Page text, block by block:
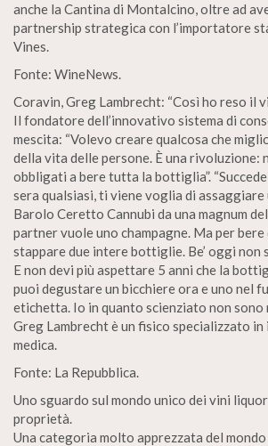
anche la Cantina di Montalcino, oltre ad
partnership strategica con l’importatore
Vines.
Fonte: WineNews.
Coravin, Greg Lambrecht: “Così ho reso il
Il fondatore dell’innovativo sistema di
mescita: “Volevo creare qualcosa che
della vita delle persone. È una rivoluzione:
obbligati a bere tutta la bottiglia”.
sera qualsiasi, ti viene voglia di assaggiare
Barolo Ceretto Cannubi da una magnum
partner vuole uno champagne. Ma per
stappare due intere bottiglie. Be’ oggi non
E non devi più aspettare 5 anni che la
puoi degustare un bicchiere ora e uno nel
etichetta. Io in quanto scienziato non sono
Greg Lambrecht è un fisico specializzato
medica.
Fonte: La Repubblica.
Uno sguardo sul mondo unico dei vini
proprietà.
Una categoria molto apprezzata del